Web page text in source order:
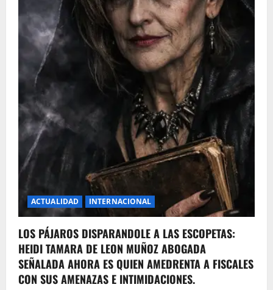
ACTUALIDAD INTERNACIONAL
LOS PÁJAROS DISPARANDOLE A LAS ESCOPETAS:
HEIDI TAMARA DE LEON MUÑOZ ABOGADA
SEÑALADA AHORA ES QUIEN AMEDRENTA A FISCALES
CON SUS AMENAZAS E INTIMIDACIONES.